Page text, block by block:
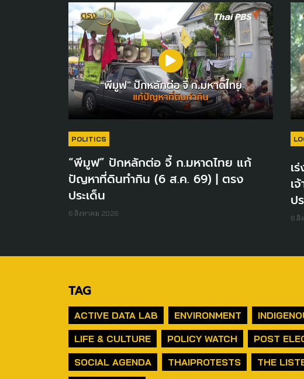
POLITICS
“พีมูฟ” ปักหลักต่อ จี้ ก.มหาดไทย แก้
ปัญหาที่ดินทำกิน (6 ส.ค. 69) | ตรง
ประเด็น
6 สิงหาคม 2026
เ
เ
ป
6 สิ
TAG
ACTIVE DATA LAB ENVIRONMENT
LIFE & CULTURE
POLICY WATCH POST
SOCIAL AGENDA
THAIPROTESTS THE